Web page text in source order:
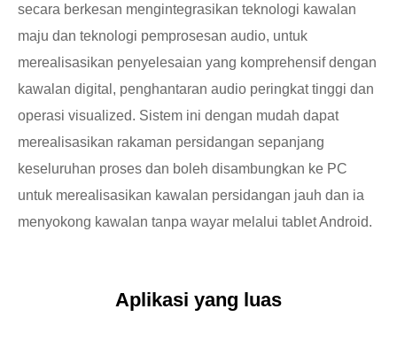
secara berkesan mengintegrasikan teknologi kawalan
maju dan teknologi pemprosesan audio, untuk
merealisasikan penyelesaian yang komprehensif dengan
kawalan digital, penghantaran audio peringkat tinggi dan
operasi visualized. Sistem ini dengan mudah dapat
merealisasikan rakaman persidangan sepanjang
keseluruhan proses dan boleh disambungkan ke PC
untuk merealisasikan kawalan persidangan jauh dan ia
menyokong kawalan tanpa wayar melalui tablet Android.
Aplikasi yang luas